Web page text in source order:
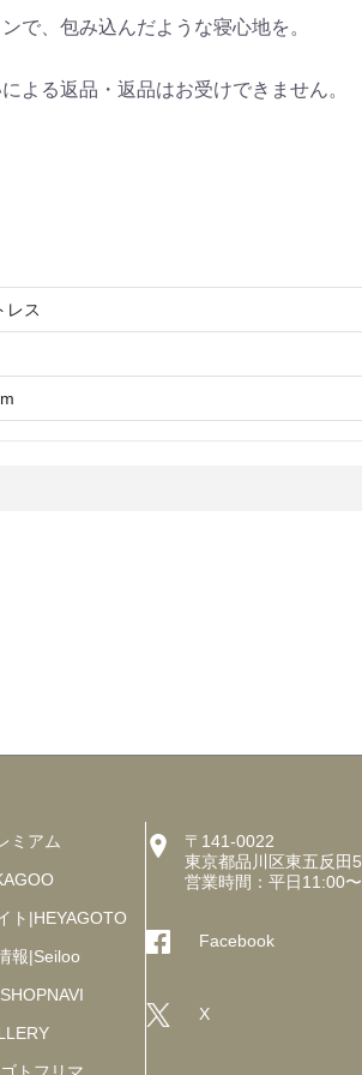
で、包み込んだような寝心地を。
よる返品・返品はお受けできません。
レス
ミアム
ト|HEYAGOTO
報|Seiloo
トフリマ
〒141-0022
東京都品川区東五反田
営業時間：平日11:00
Facebook
X